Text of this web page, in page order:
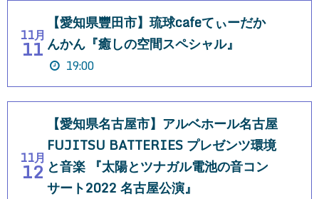
11月
11
【愛知県豐田市】琉球cafeてぃーだか
んかん『癒しの空間スペシャル』
19:00
11月
12
【愛知県名古屋市】アルベホール名古屋
FUJITSU BATTERIES プレゼンツ環境
と音楽 『太陽とツナガル電池の音コン
サート2022 名古屋公演』